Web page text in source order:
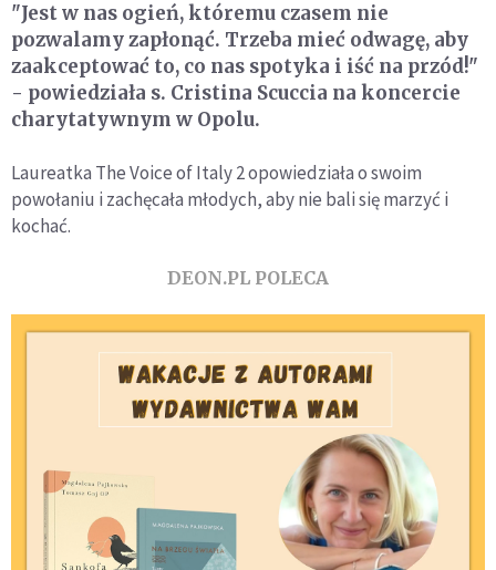
"Jest w nas ogień, któremu czasem nie
pozwalamy zapłonąć. Trzeba mieć odwagę, aby
zaakceptować to, co nas spotyka i iść na przód!"
- powiedziała s. Cristina Scuccia na koncercie
charytatywnym w Opolu.
Laureatka The Voice of Italy 2 opowiedziała o swoim
powołaniu i zachęcała młodych, aby nie bali się marzyć i
kochać.
DEON.PL POLECA